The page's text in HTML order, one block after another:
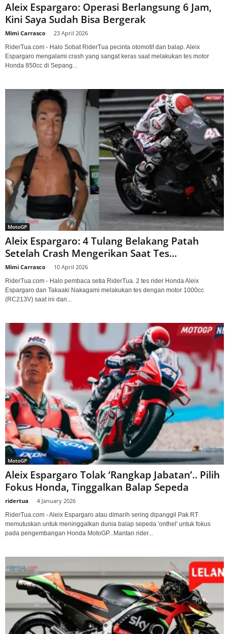
Aleix Espargaro: Operasi Berlangsung 6 Jam,
Kini Saya Sudah Bisa Bergerak
Mimi Carrasco 23 April 2026
RiderTua.com - Halo Sobat RiderTua pecinta otomotif dan balap. Aleix
Espargaro mengalami crash yang sangat keras saat melakukan tes motor
Honda 850cc di Sepang...
MotoGP
Aleix Espargaro: 4 Tulang Belakang Patah
Setelah Crash Mengerikan Saat Tes...
Mimi Carrasco 10 April 2026
RiderTua.com - Halo pembaca setia RiderTua. 2 tes rider Honda Aleix
Espargaro dan Takaaki Nakagami melakukan tes dengan motor 1000cc
(RC213V) saat ini dan...
MotoGP
Aleix Espargaro Tolak ‘Rangkap Jabatan’.. Pilih
Fokus Honda, Tinggalkan Balap Sepeda
ridertua 4 January 2026
RiderTua.com - Aleix Espargaro atau dimarih sering dipanggil Pak RT
memutuskan untuk meninggalkan dunia balap sepeda 'onthel' untuk fokus
pada pengembangan Honda MotoGP...Mantan rider...